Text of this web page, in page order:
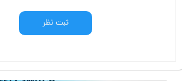
ثبت نظر